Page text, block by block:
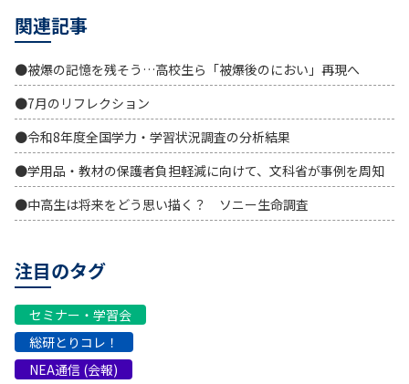
関連記事
●被爆の記憶を残そう…高校生ら「被爆後のにおい」再現へ
●7月のリフレクション
●令和8年度全国学力・学習状況調査の分析結果
●学用品・教材の保護者負担軽減に向けて、文科省が事例を周知
●中高生は将来をどう思い描く？ ソニー生命調査
注目のタグ
セミナー・学習会
総研とりコレ！
NEA通信 (会報)